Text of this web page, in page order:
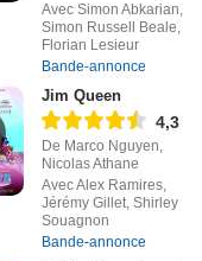
Avec Simon Abkarian,
Simon Russell Beale,
Florian Lesieur
Bande-annonce
Jim Queen
4,3
De Marco Nguyen,
Nicolas Athane
Avec Alex Ramires,
Jérémy Gillet, Shirley
Souagnon
Bande-annonce